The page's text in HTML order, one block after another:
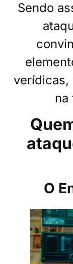
Sendo
verídicas,
na
O